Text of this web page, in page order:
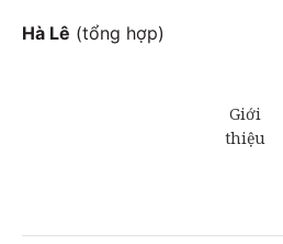
Hà Lê (tổng hợp)